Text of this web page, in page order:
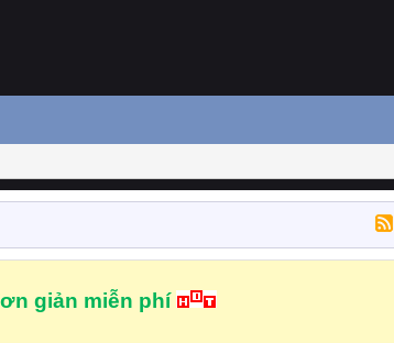
giản miễn phí